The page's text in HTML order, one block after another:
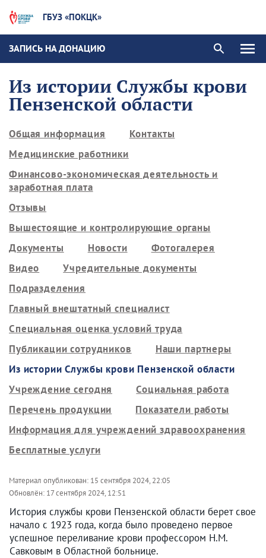
ГБУЗ «ПОКЦК»
ЗАПИСЬ НА ДОНАЦИЮ
Из истории Службы крови
Пензенской области
Общая информация
Контакты
Медицинские работники
Финансово-экономическая деятельность и
заработная плата
Отзывы
Вышестоящие и контролирующие органы
Документы
Новости
Фотогалерея
Видео
Учредительные документы
Подразделения
Главный внештатный специалист
Специальная оценка условий труда
Публикации сотрудников
Наши партнеры
Из истории Службы крови Пензенской области
Учреждение сегодня
Социальная работа
Перечень продукции
Показатели работы
Информация для учреждений здравоохранения
Бесплатные услуги
Материал опубликован: 15 сентября 2024, 22:05
Обновлён: 17 сентября 2024, 12:51
История службы крови Пензенской области берет свое
начало с 1923 года, когда было проведено первое
успешное переливание крови профессором Н.М.
Савковым в Областной больнице.